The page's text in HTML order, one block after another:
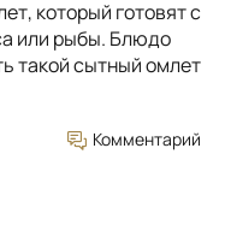
который готовят с
или рыбы. Блюдо
такой сытный омлет
Комментарий